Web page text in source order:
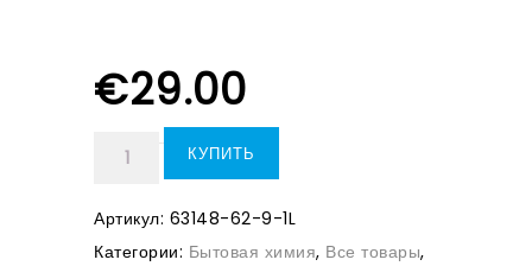
€29.00
КУПИТЬ
Артикул: 63148-62-9-1L
Категории: Бытовая химия, Все товары,